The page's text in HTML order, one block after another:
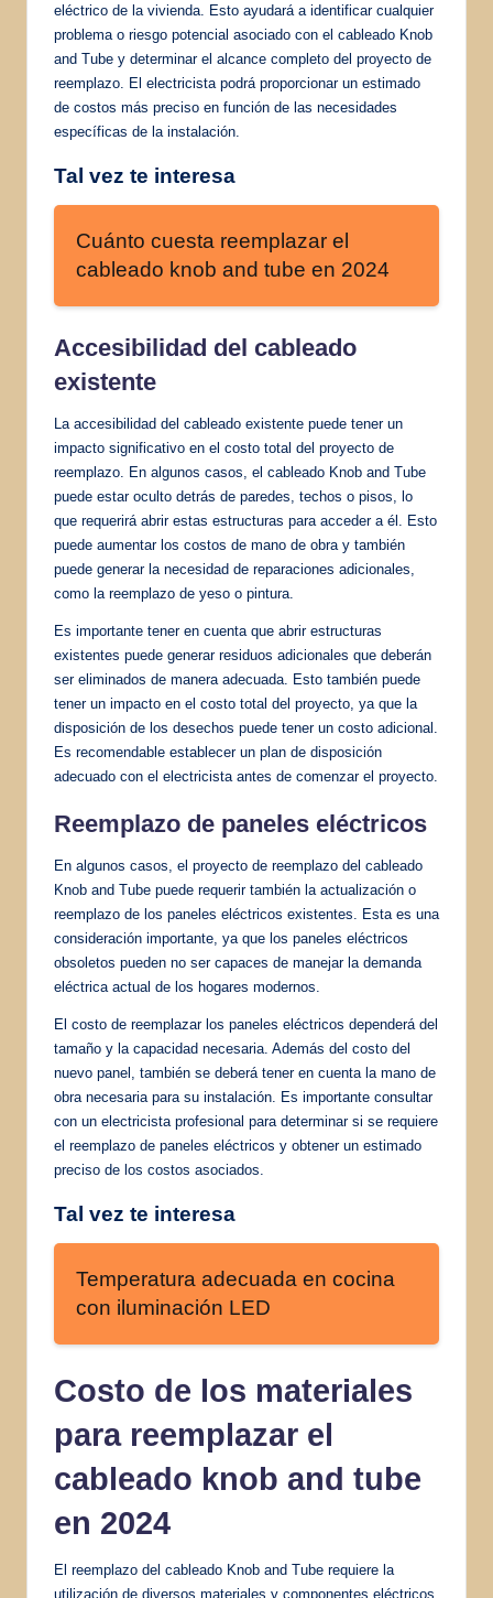
eléctrico de la vivienda. Esto ayudará a identificar cualquier
problema o riesgo potencial asociado con el cableado Knob
and Tube y determinar el alcance completo del proyecto de
reemplazo. El electricista podrá proporcionar un estimado
de costos más preciso en función de las necesidades
específicas de la instalación.
Tal vez te interesa
Cuánto cuesta reemplazar el
cableado knob and tube en 2024
Accesibilidad del cableado
existente
La accesibilidad del cableado existente puede tener un
impacto significativo en el costo total del proyecto de
reemplazo. En algunos casos, el cableado Knob and Tube
puede estar oculto detrás de paredes, techos o pisos, lo
que requerirá abrir estas estructuras para acceder a él. Esto
puede aumentar los costos de mano de obra y también
puede generar la necesidad de reparaciones adicionales,
como la reemplazo de yeso o pintura.
Es importante tener en cuenta que abrir estructuras
existentes puede generar residuos adicionales que deberán
ser eliminados de manera adecuada. Esto también puede
tener un impacto en el costo total del proyecto, ya que la
disposición de los desechos puede tener un costo adicional.
Es recomendable establecer un plan de disposición
adecuado con el electricista antes de comenzar el proyecto.
Reemplazo de paneles eléctricos
En algunos casos, el proyecto de reemplazo del cableado
Knob and Tube puede requerir también la actualización o
reemplazo de los paneles eléctricos existentes. Esta es una
consideración importante, ya que los paneles eléctricos
obsoletos pueden no ser capaces de manejar la demanda
eléctrica actual de los hogares modernos.
El costo de reemplazar los paneles eléctricos dependerá del
tamaño y la capacidad necesaria. Además del costo del
nuevo panel, también se deberá tener en cuenta la mano de
obra necesaria para su instalación. Es importante consultar
con un electricista profesional para determinar si se requiere
el reemplazo de paneles eléctricos y obtener un estimado
preciso de los costos asociados.
Tal vez te interesa
Temperatura adecuada en cocina
con iluminación LED
Costo de los materiales
para reemplazar el
cableado knob and tube
en 2024
El reemplazo del cableado Knob and Tube requiere la
utilización de diversos materiales y componentes eléctricos.